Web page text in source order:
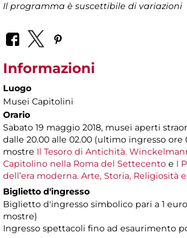
Il programma è suscettibile di variazioni
Informazioni
Luogo
Musei Capitolini
Orario
Sabato 19 maggio 2018, musei aperti
dalle 20.00 alle 02.00 (ultimo ingresso ore
mostre Il Tesoro di Antichità.
Capitolino nella Roma del Settecento e I
dell’era moderna. Arte, Storia, Religiosità
Biglietto d'ingresso
Biglietto d'ingresso simbolico pari a 1
mostre)
Ingresso spettacoli fino ad esaurimento